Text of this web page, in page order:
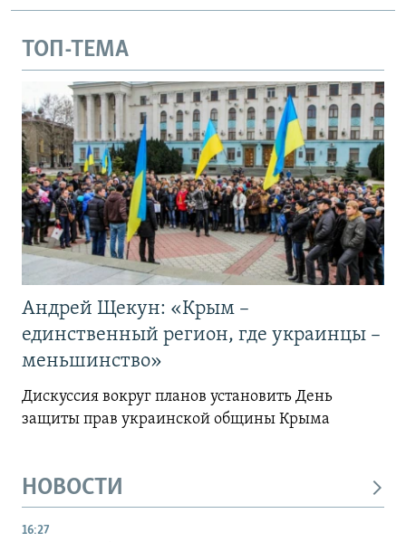
ТОП-ТЕМА
Андрей Щекун: «Крым –
единственный регион, где украинцы –
меньшинство»
Дискуссия вокруг планов установить День
защиты прав украинской общины Крыма
НОВОСТИ
16:27